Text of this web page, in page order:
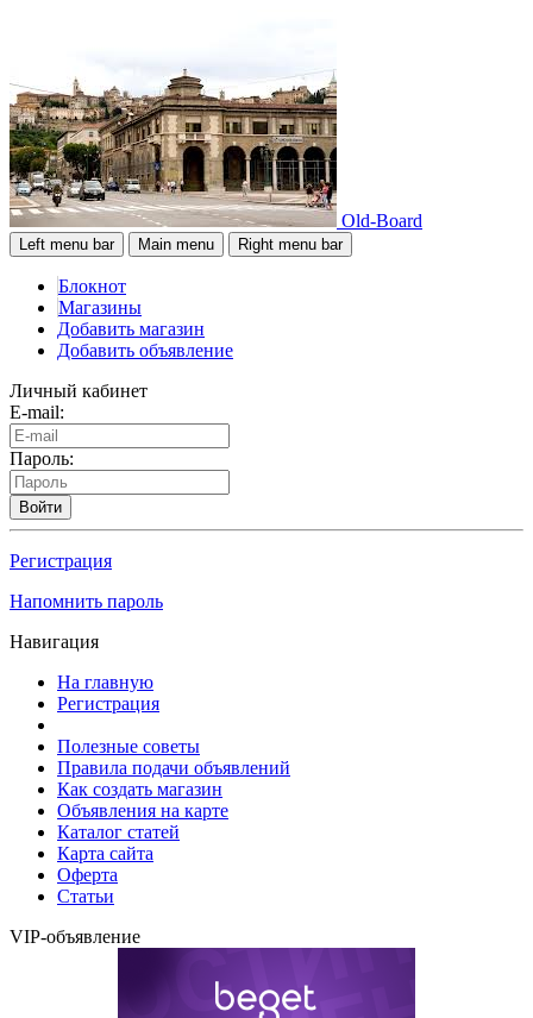
Old-Board
Left menu bar Main menu Right menu bar
Блокнот
Магазины
Добавить магазин
Добавить объявление
Личный кабинет
E-mail:
Пароль:
Войти
Регистрация
Напомнить пароль
Навигация
На главную
Регистрация
Полезные советы
Правила подачи объявлений
Как создать магазин
Объявления на карте
Каталог статей
Карта сайта
Оферта
Статьи
VIP-объявление